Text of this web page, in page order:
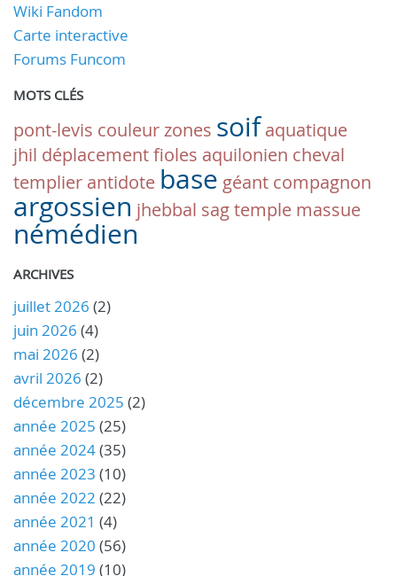
Wiki Fandom
Carte interactive
Forums Funcom
MOTS CLÉS
pont-levis couleurzones soif aquatique
jhil déplacementfioles aquilonien cheval
templier antidote base géant compagnon
argossien jhebbal sagtemple massue
némédien
ARCHIVES
juillet 2026 (2)
juin 2026 (4)
mai 2026 (2)
avril 2026 (2)
décembre 2025 (2)
année 2025 (25)
année 2024(35)
année 2023 (10)
année 2022 (22)
année 2021 (4)
année 2020 (56)
année 2019 (10)